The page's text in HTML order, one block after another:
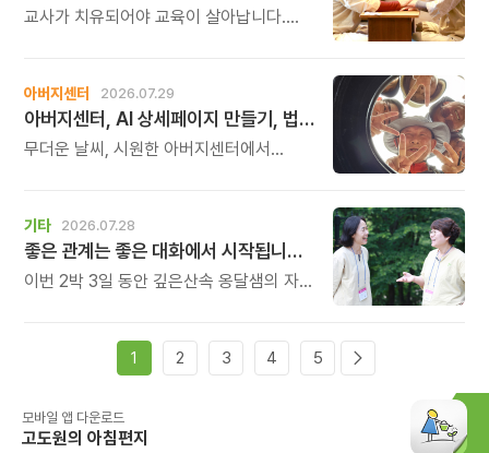
교사가 치유되어야 교육이 살아납니다.
교육의 중심에 있는 나 자신을 돌보고
회복하는 시간입니다. 누군가를 가르치기
위해 애써온 시간만큼, 이제는 자신을 위한
쉼과 치유의 시간을 선물해 보시기
아버지센터 2026.07.29
아버지센터, AI 상세페이지 만들기, 법인사용설명서, 사진 일일특강, 숏츠 만들기 등 8월 프로그램 신청하세요
무더운 날씨, 시원한 아버지센터에서
드립니다.
기타 2026.07.28
좋은 관계는 좋은 대화에서 시작됩니다 비폭력대화(NVC) 2박 3일 워크숍
이번 2박 3일 동안 깊은산속 옹달샘의 자연
그리고 비폭력대화의 원리를 통해
가족과의 대화, 부부의 대화, 부모와 자녀의
시선으로 바라보게 됩니다. 한 사람의 말이
바뀌면 대화가 달라지고, 대화가 달라지면
1 2 3 4 5
모바일 앱 다운로드
고도원의 아침편지